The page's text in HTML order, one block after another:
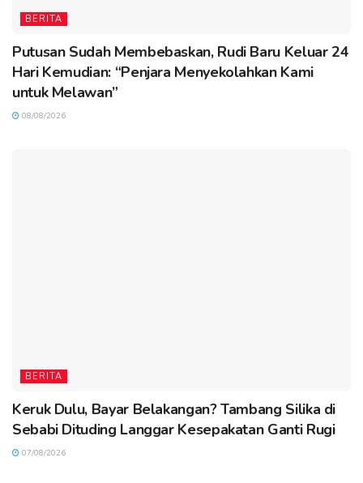
BERITA
Putusan Sudah Membebaskan, Rudi Baru Keluar 24
Hari Kemudian: “Penjara Menyekolahkan Kami
untuk Melawan”
08/08/2026
BERITA
Keruk Dulu, Bayar Belakangan? Tambang Silika di
Sebabi Dituding Langgar Kesepakatan Ganti Rugi
07/08/2026